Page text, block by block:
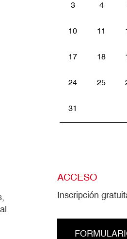
3 4
10 11
17 18
24 25
31
ACCESO
Inscripción